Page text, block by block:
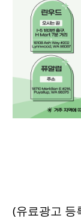
(유료광고 등